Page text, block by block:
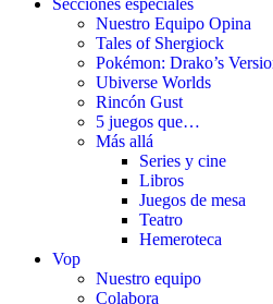
Secciones especiales
Nuestro Equipo Opina
Tales of Shergiock
Pokémon: Drako’s
Ubiverse Worlds
Rincón Gust
5 juegos que…
Más allá
Series y cine
Libros
Juegos de mesa
Teatro
Hemeroteca
Vop
Nuestro equipo
Colabora